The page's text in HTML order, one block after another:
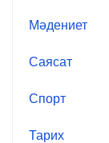
Мәдениет
Саясат
Спорт
Тарих